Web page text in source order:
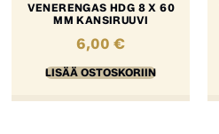
VENERENGAS HDG 8 X 60
MM KANSIRUUVI
6,00€
LISÄÄ OSTOSKORIIN